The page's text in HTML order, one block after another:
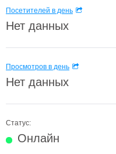
Посетителей в день
Нет данных
Просмотров в день
Нет данных
Статус:
Онлайн